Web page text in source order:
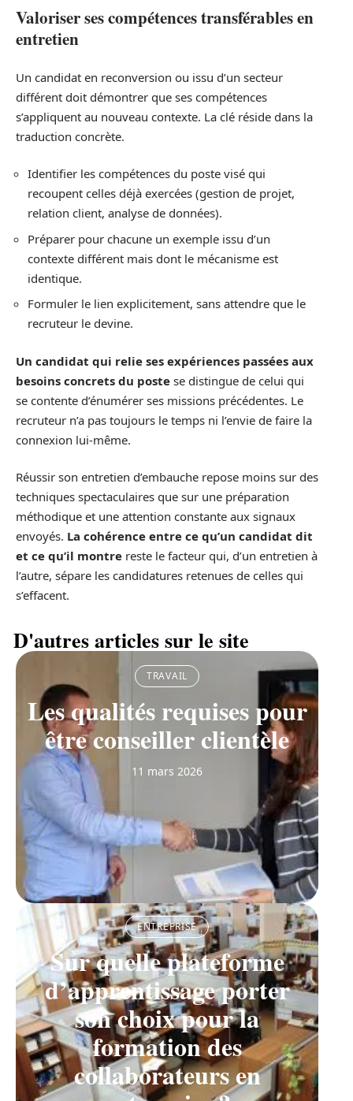
Valoriser ses compétences transférables en
entretien
Un candidat en reconversion ou issu d’un secteur
différent doit démontrer que ses compétences
s’appliquent au nouveau contexte. La clé réside dans la
traduction concrète.
Identifier les compétences du poste visé qui
recoupent celles déjà exercées (gestion de projet,
relation client, analyse de données).
Préparer pour chacune un exemple issu d’un
contexte différent mais dont le mécanisme est
identique.
Formuler le lien explicitement, sans attendre que le
recruteur le devine.
Un candidat qui relie ses expériences passées aux
besoins concrets du poste se distingue de celui qui
se contente d’énumérer ses missions précédentes. Le
recruteur n’a pas toujours le temps ni l’envie de faire la
connexion lui-même.
Réussir son entretien d’embauche repose moins sur des
techniques spectaculaires que sur une préparation
méthodique et une attention constante aux signaux
envoyés. La cohérence entre ce qu’un candidat dit
et ce qu’il montre reste le facteur qui, d’un entretien à
l’autre, sépare les candidatures retenues de celles qui
s’effacent.
D'autres articles sur le site
TRAVAIL
Les qualités requises pour
être conseiller clientèle
11 mars 2026
ENTREPRISE
Sur quelle plateforme
d’apprentissage porter
son choix pour la
formation des
collaborateurs en